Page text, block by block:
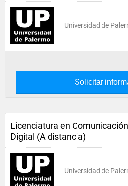
Universidad de
Solicitar
Licenciatura en Comunicación
Digital (A distancia)
Universidad de